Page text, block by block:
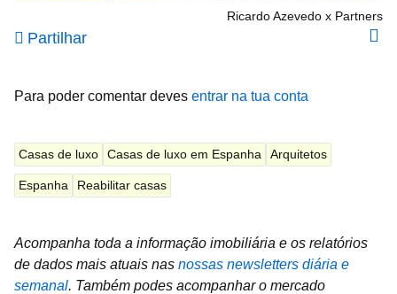
Ricardo Azevedo x Partners
Partilhar
Para poder comentar deves entrar na tua conta
Casas de luxo Casas de luxo em Espanha Arquitetos
Espanha Reabilitar casas
Acompanha toda a informação imobiliária e os relatórios
de dados mais atuais nas nossas newsletters diária e
semanal. Também podes acompanhar o mercado